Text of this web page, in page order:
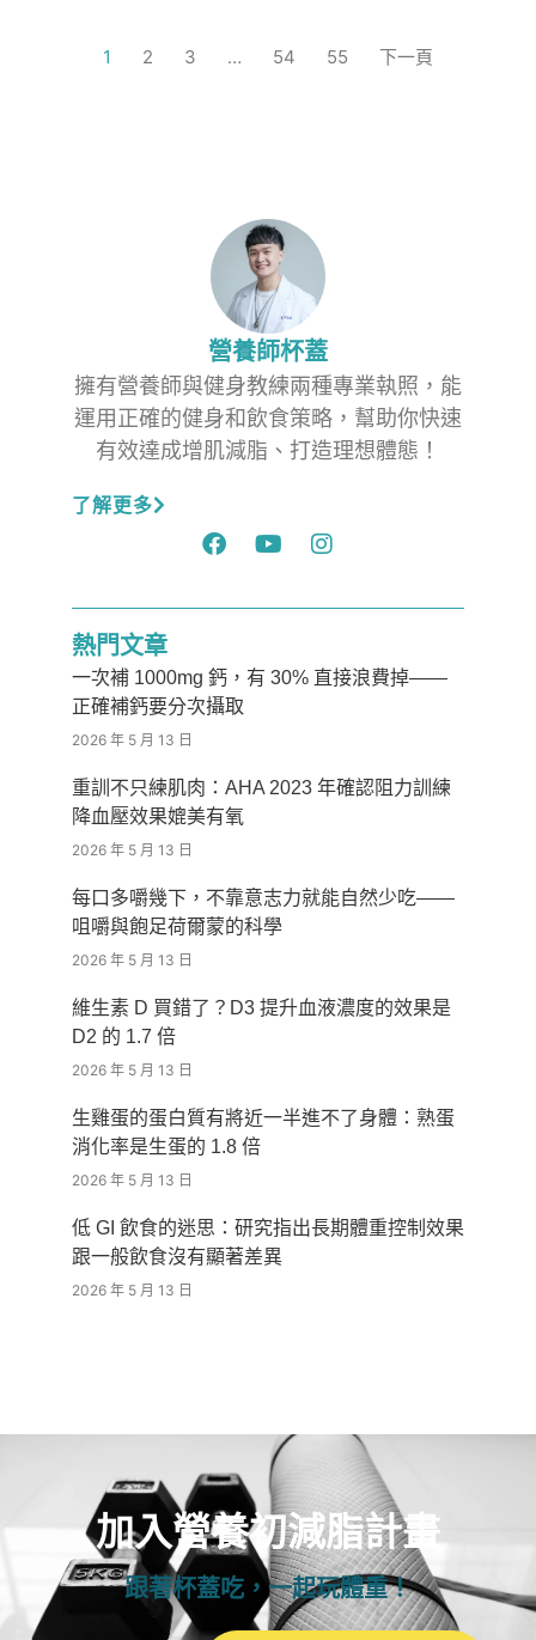
1 2 3 … 54 55 下一頁
營養師杯蓋
擁有營養師與健身教練兩種專業執照，能
運用正確的健身和飲食策略，幫助你快速
有效達成增肌減脂、打造理想體態！
了解更多
熱門文章
一次補 1000mg 鈣，有 30% 直接浪費掉——
正確補鈣要分次攝取
2026 年 5 月 13 日
重訓不只練肌肉：AHA 2023 年確認阻力訓練
降血壓效果媲美有氧
2026 年 5 月 13 日
每口多嚼幾下，不靠意志力就能自然少吃——
咀嚼與飽足荷爾蒙的科學
2026 年 5 月 13 日
維生素 D 買錯了？D3 提升血液濃度的效果是
D2 的 1.7 倍
2026 年 5 月 13 日
生雞蛋的蛋白質有將近一半進不了身體：熟蛋
消化率是生蛋的 1.8 倍
2026 年 5 月 13 日
低 GI 飲食的迷思：研究指出長期體重控制效果
跟一般飲食沒有顯著差異
2026 年 5 月 13 日
加入營養初減脂計畫
跟著杯蓋吃，一起玩體重！